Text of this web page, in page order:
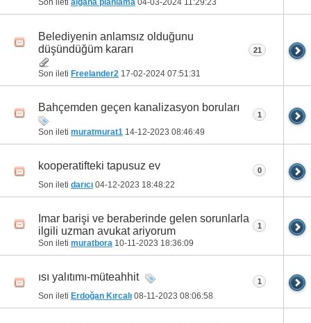
Son ileti algana planlama 04-03-2024 11:29:23
Belediyenin anlamsız olduğunu
düşündüğüm kararı
Son ileti Freelander2 17-02-2024 07:51:31
21
Bahçemden geçen kanalizasyon boruları
Son ileti muratmurat1 14-12-2023 08:46:49
1
kooperatifteki tapusuz ev
Son ileti darıcı 04-12-2023 18:48:22
0
Imar barişi ve beraberinde gelen sorunlarla
ilgili uzman avukat ariyorum
Son ileti muratbora 10-11-2023 18:36:09
1
ısı yalıtımı-müteahhit
Son ileti Erdoğan Kırcalı 08-11-2023 08:06:58
1